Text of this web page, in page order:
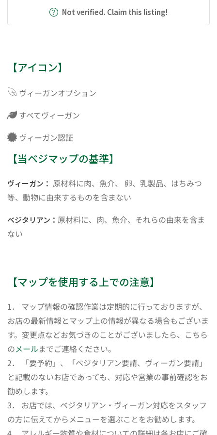
Not verified. Claim this listing!
【アイコン】
ヴィーガンオプション
すべてヴィーガン
ヴィーガン認証
【当ベジマップの基準】
ヴィーガン： 原材料に肉、魚介、 卵、乳製品、はちみつ
等、動物に由来するものを含まない
ベジタリアン： 原材料に、肉、魚介、それらの由来を含ま
ない
【マップを使用する上での注意】
1． マップ情報の確認作業は定期的に行っておりますが、
お店の最新情報とマップ上の情報が異なる場合もございま
す。変更点などお気づきのことがございましたら、こちら
のメールまでご連絡ください。
2． 「要予約」、「ベジタリアン要請、ヴィーガン要請」
と記載のないお店であっても、対応や営業の事前確認をお
勧めします。
3． お店では、ベジタリアン・ヴィーガン対応をスタッフ
の方に伝えてからメニューを選ぶことをお勧めします。